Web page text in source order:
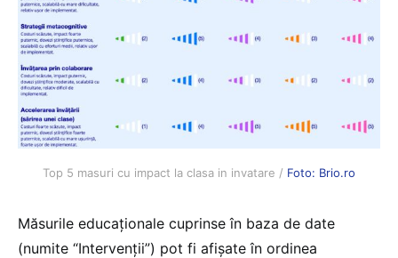
Top 5 masuri cu impact la clasa in invatare / Foto: Brio.ro
Măsurile educaționale cuprinse în baza de date
(numite “Intervenții”) pot fi afișate în ordinea